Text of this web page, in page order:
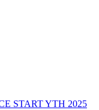
START YTH 2025